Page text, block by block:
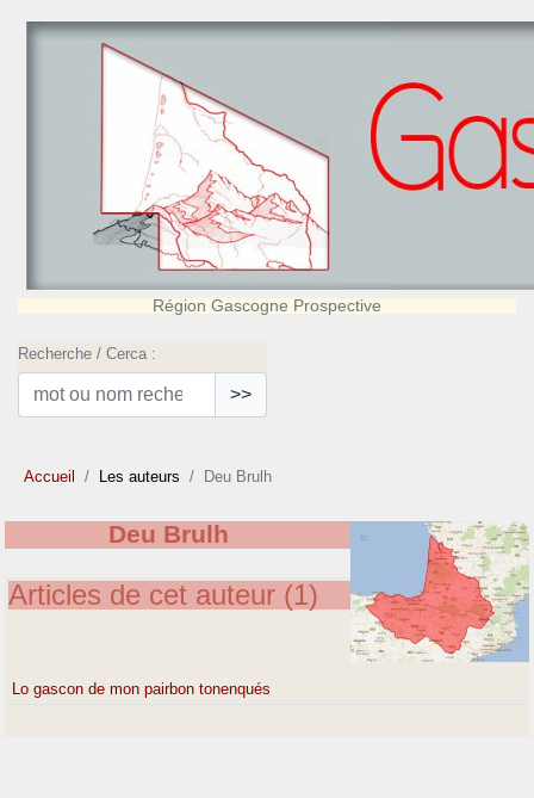
Région Gascogne Prospective
Recherche / Cerca :
>>
Accueil Les auteurs Deu Brulh
Deu Brulh
Articles de cet auteur (1)
Lo gascon de mon pairbon tonenqués